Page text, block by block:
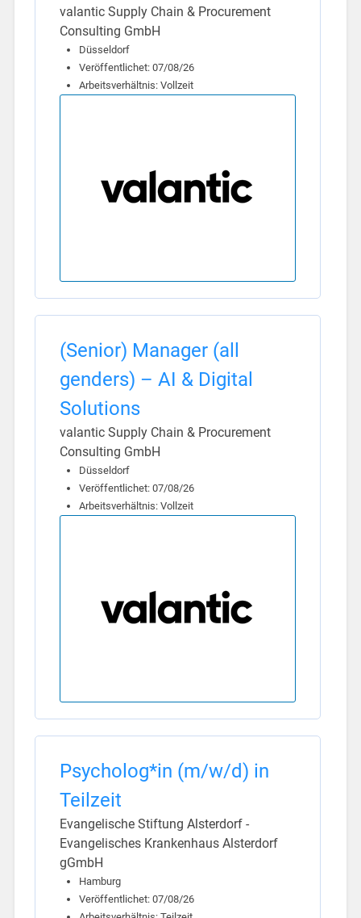
valantic Supply Chain & Procurement
Consulting GmbH
Düsseldorf
Veröffentlichet: 07/08/26
Arbeitsverhältnis: Vollzeit
(Senior) Manager (all
genders) – AI & Digital
Solutions
valantic Supply Chain & Procurement
Consulting GmbH
Düsseldorf
Veröffentlichet: 07/08/26
Arbeitsverhältnis: Vollzeit
Psycholog*in (m/w/d) in
Teilzeit
Evangelische Stiftung Alsterdorf -
Evangelisches Krankenhaus Alsterdorf
gGmbH
Hamburg
Veröffentlichet: 07/08/26